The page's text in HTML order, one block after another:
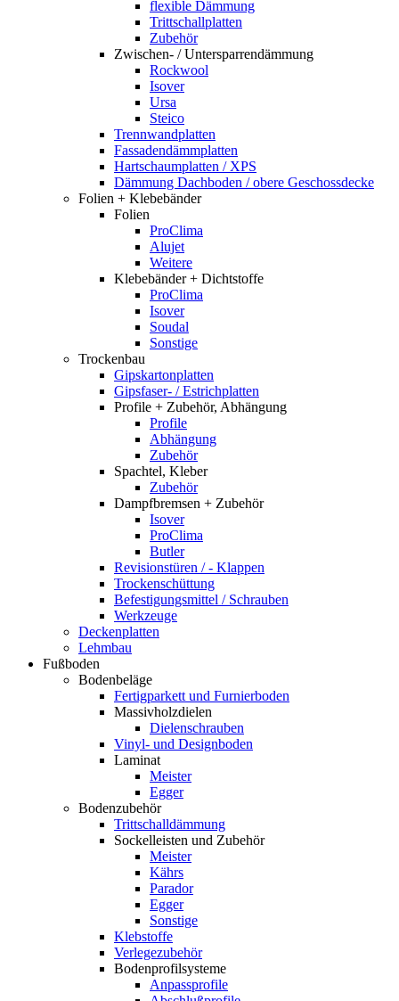
flexible Dämmung
Trittschallplatten
Zubehör
Zwischen- / Untersparrendämmung
Rockwool
Isover
Ursa
Steico
Trennwandplatten
Fassadendämmplatten
Hartschaumplatten / XPS
Dämmung Dachboden / obere Geschossdecke
Folien + Klebebänder
Folien
ProClima
Alujet
Weitere
Klebebänder + Dichtstoffe
ProClima
Isover
Soudal
Sonstige
Trockenbau
Gipskartonplatten
Gipsfaser- / Estrichplatten
Profile + Zubehör, Abhängung
Profile
Abhängung
Zubehör
Spachtel, Kleber
Zubehör
Dampfbremsen + Zubehör
Isover
ProClima
Butler
Revisionstüren / - Klappen
Trockenschüttung
Befestigungsmittel / Schrauben
Werkzeuge
Deckenplatten
Lehmbau
Fußboden
Bodenbeläge
Fertigparkett und Furnierboden
Massivholzdielen
Dielenschrauben
Vinyl- und Designboden
Laminat
Meister
Egger
Bodenzubehör
Trittschalldämmung
Sockelleisten und Zubehör
Meister
Kährs
Parador
Egger
Sonstige
Klebstoffe
Verlegezubehör
Bodenprofilsysteme
Anpassprofile